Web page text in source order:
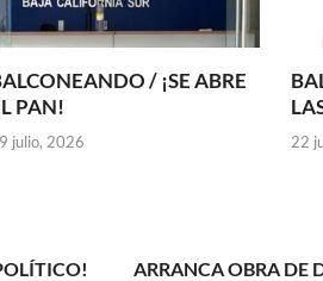
/ ¡SE ABRE
PAN!
julio, 2026 22
ARRANCA OBRA DE